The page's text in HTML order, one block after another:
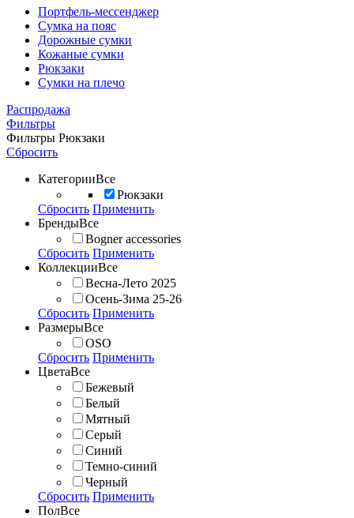
Портфель-мессенджер
Сумка на пояс
Дорожные сумки
Кожаные сумки
Рюкзаки
Сумки на плечо
Распродажа
Фильтры
Фильтры Рюкзаки
Сбросить
КатегорииВсе
Рюкзаки
Сбросить Применить
БрендыВсе
Bogner accessories
Сбросить Применить
КоллекцииВсе
Весна-Лето 2025
Осень-Зима 25-26
Сбросить Применить
РазмерыВсе
OSO
Сбросить Применить
ЦветаВсе
Бежевый
Белый
Мятный
Серый
Синий
Темно-синий
Черный
Сбросить Применить
ПолВсе